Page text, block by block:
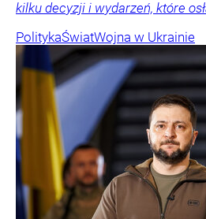
kilku decyzji i wydarzeń, które
PolitykaŚwiatWojna w Ukrainie